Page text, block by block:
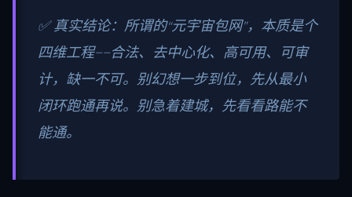
✅ 真实结论：所谓的“元宇宙包网”，本质是个
四维工程——合法、去中心化、高可用、可审
计，缺一不可。别幻想一步到位，先从最小
闭环跑通再说。别急着建城，先看看路能不
能通。